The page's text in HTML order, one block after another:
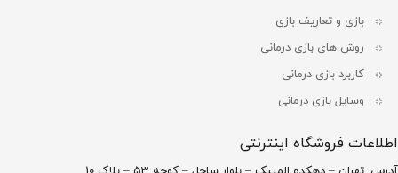
بازی و تعاریف بازی
روش های بازی درمانی
کاربرد بازی درمانی
وسایل بازی درمانی
اطلاعات فروشگاه اینترنتی